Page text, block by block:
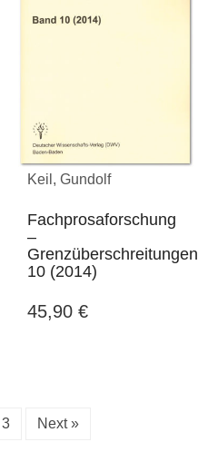
Keil, Gundolf
Fachprosaforschung
–
Grenzüberschreitungen
10 (2014)
45,90 €
3 Next »